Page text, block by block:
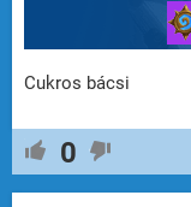
Cukros bácsi
0